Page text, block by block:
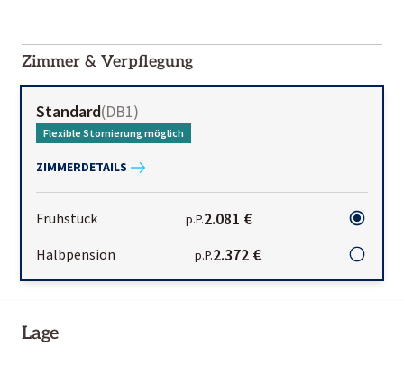
01-02
Zimmer & Verpflegung
Standard(DB1)
Flexible Stornierung möglich
ZIMMERDETAILS
Frühstück p.P.2.081 €
Halbpension p.P.2.372 €
Lage